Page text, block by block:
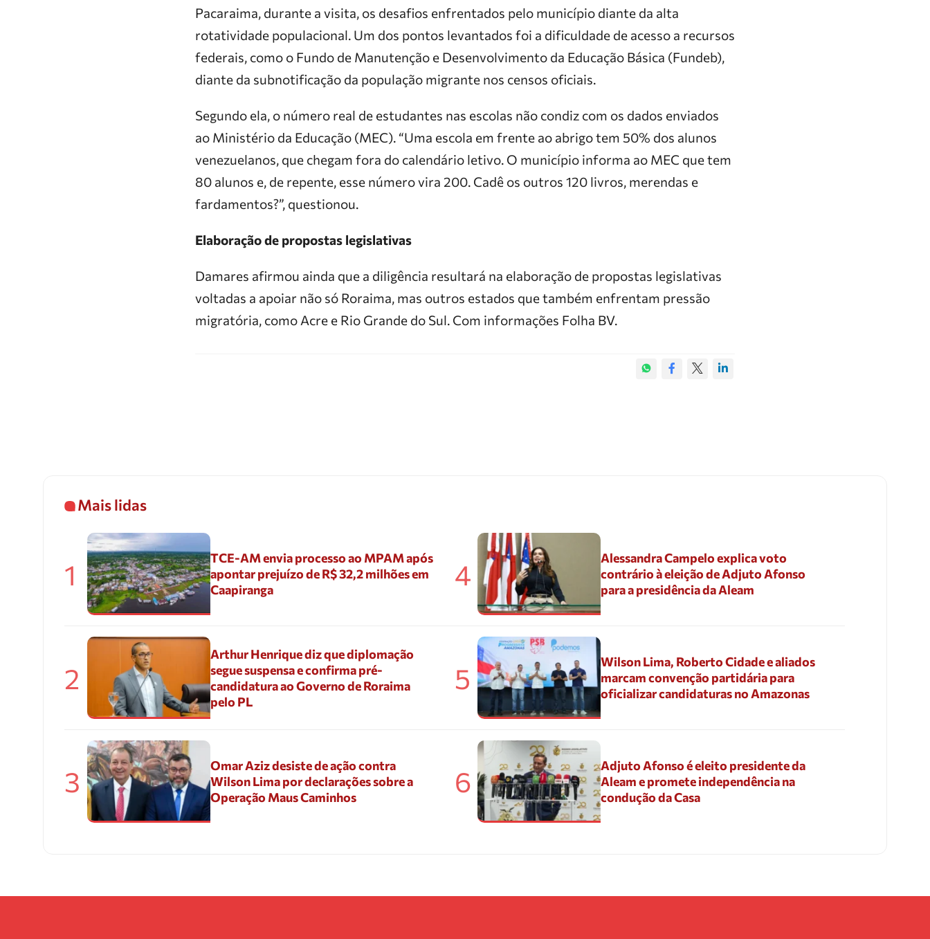
Pacaraima, durante a visita, os desafios enfrentados pelo município diante da alta
rotatividade populacional. Um dos pontos levantados foi a dificuldade de acesso a recursos
federais, como o Fundo de Manutenção e Desenvolvimento da Educação Básica (Fundeb),
diante da subnotificação da população migrante nos censos oficiais.
Segundo ela, o número real de estudantes nas escolas não condiz com os dados enviados
ao Ministério da Educação (MEC). “Uma escola em frente ao abrigo tem 50% dos alunos
venezuelanos, que chegam fora do calendário letivo. O município informa ao MEC que tem
80 alunos e, de repente, esse número vira 200. Cadê os outros 120 livros, merendas e
fardamentos?”, questionou.
Elaboração de propostas legislativas
Damares afirmou ainda que a diligência resultará na elaboração de propostas legislativas
voltadas a apoiar não só Roraima, mas outros estados que também enfrentam pressão
migratória, como Acre e Rio Grande do Sul. Com informações Folha BV.
Mais lidas
1
TCE-AM envia processo ao MPAM após
apontar prejuízo de R$ 32,2 milhões em
Caapiranga
2
Arthur Henrique diz que diplomação
segue suspensa e confirma pré-
candidatura ao Governo de Roraima
pelo PL
3
Omar Aziz desiste de ação contra
Wilson Lima por declarações sobre a
Operação Maus Caminhos
4
Alessandra Campelo explica voto
contrário à eleição de Adjuto Afonso
para a presidência da Aleam
5
Wilson Lima, Roberto Cidade e aliados
marcam convenção partidária para
oficializar candidaturas no Amazonas
6
Adjuto Afonso é eleito presidente da
Aleam e promete independência na
condução da Casa